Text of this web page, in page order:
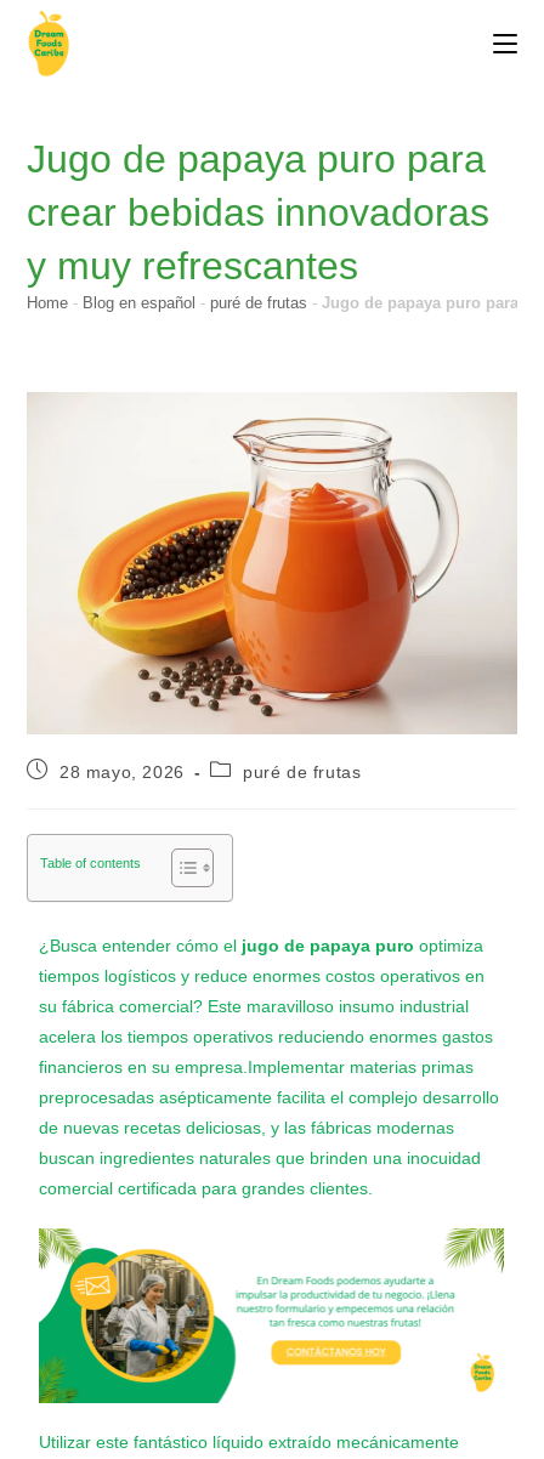
Jugo de papaya puro para
crear bebidas innovadoras
y muy refrescantes
Home - Blog en español - puré de frutas -Jugo de papaya puro para
28 mayo, 2026 puré de frutas
Table of contents
¿Busca entender cómo el jugo de papaya puro optimiza
tiempos logísticos y reduce enormes costos operativos en
su fábrica comercial? Este maravilloso insumo industrial
acelera los tiempos operativos reduciendo enormes gastos
financieros en su empresa.Implementar materias primas
preprocesadas asépticamente facilita el complejo desarrollo
de nuevas recetas deliciosas, y las fábricas modernas
buscan ingredientes naturales que brinden una inocuidad
comercial certificada para grandes clientes.
Utilizar este fantástico líquido extraído mecánicamente